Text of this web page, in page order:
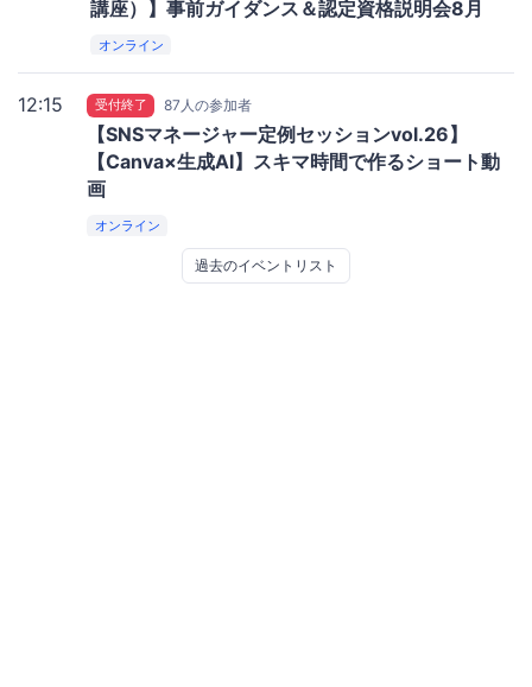
講座）】事前ガイダンス＆認定資格説明会8月
オンライン
12:15 受付終了 87人の参加者
【SNSマネージャー定例セッションvol.26】
【Canva×生成AI】スキマ時間で作るショート動
画
オンライン
過去のイベントリスト